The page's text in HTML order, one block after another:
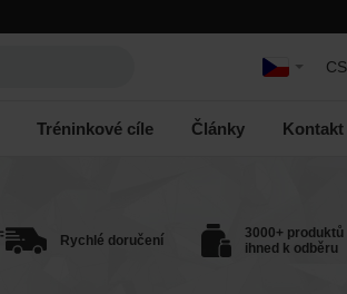
CS
Tréninkové cíle Články Kontakt
Rychlé doručení
3000+ produktů
ihned k odběru